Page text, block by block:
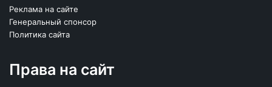
Реклама на сайте
Генеральный спонсор
Политика сайта
Права на сайт